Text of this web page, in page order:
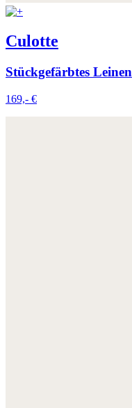
Culotte
Stückgefärbtes Leinen
169,- €